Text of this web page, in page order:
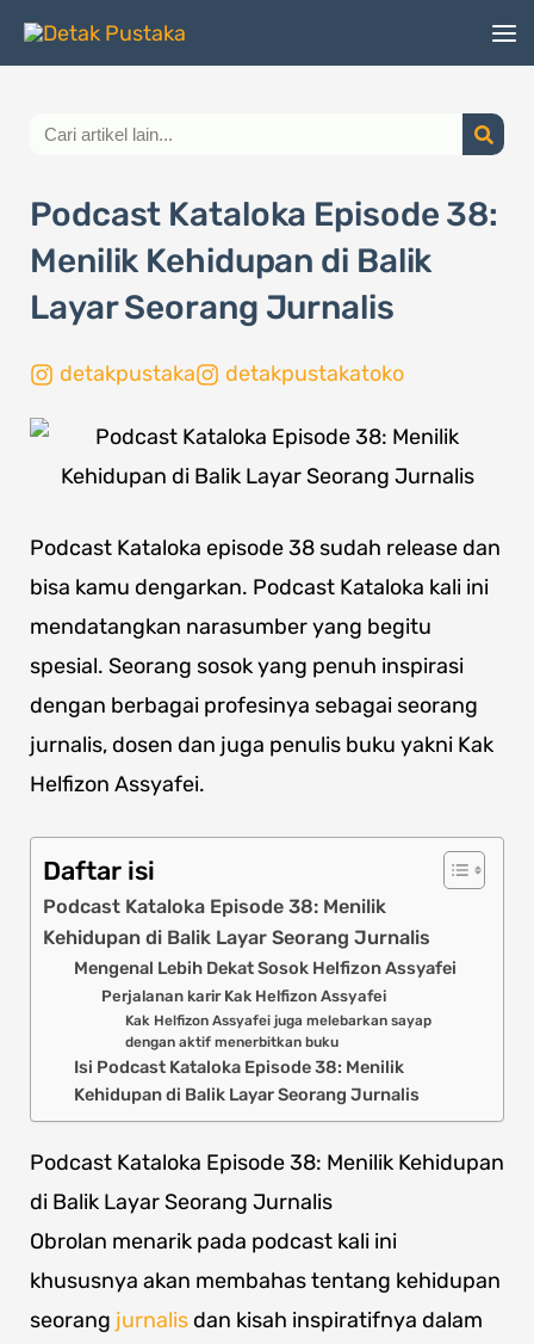
Lewati
Search
Podcast Kataloka Episode 38:
Menilik Kehidupan di Balik
Layar Seorang Jurnalis
detakpustaka detakpustakatoko
Podcast Kataloka episode 38 sudah release dan
bisa kamu dengarkan. Podcast Kataloka kali ini
mendatangkan narasumber yang begitu
spesial. Seorang sosok yang penuh inspirasi
dengan berbagai profesinya sebagai seorang
jurnalis, dosen dan juga penulis buku yakni Kak
Helfizon Assyafei.
Daftar isi
Podcast Kataloka Episode 38: Menilik
Kehidupan di Balik Layar Seorang Jurnalis
Mengenal Lebih Dekat Sosok Helfizon Assyafei
Perjalanan karir Kak Helfizon Assyafei
Kak Helfizon Assyafei juga melebarkan sayap
dengan aktif menerbitkan buku
Isi Podcast Kataloka Episode 38: Menilik
Kehidupan di Balik Layar Seorang Jurnalis
Podcast Kataloka Episode 38: Menilik Kehidupan
di Balik Layar Seorang Jurnalis
Obrolan menarik pada podcast kali ini
khususnya akan membahas tentang kehidupan
seorang jurnalisdan kisah inspiratifnya dalam